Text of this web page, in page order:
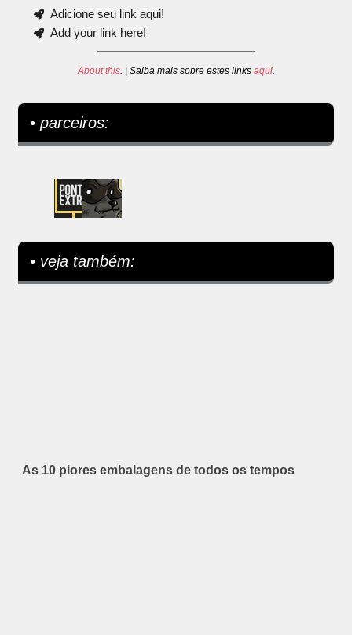
Adicione seu link aqui!
Add your link here!
About this. | Saiba mais sobre estes links aqui.
• parceiros:
• veja também:
As 10 piores embalagens de todos os tempos